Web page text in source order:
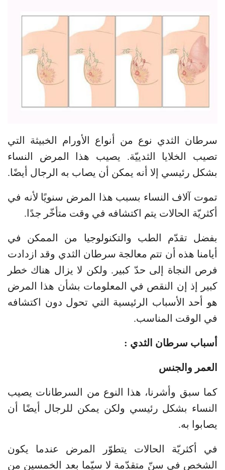
سرطان الثدي نوع من أنواع الأورام الخبيثة التي
تصيب الخلايا الثدييّة. يصيب هذا المرض النساء
بشكل رئيسي إلا أنه يمكن أن يصاب به الرجال أيضًا.
تموت آلاف النساء بسبب هذا المرض سنويًا لأنه في
أكثريّة الحالات يتم اكتشافه في وقت متأخّر جدًا.
بفضل تقدّم الطب والتكنولوجيا من الممكن في
أيامنا هذه أن تتم معالجة سرطان الثدي وقد ازدادت
فرص النجاة إلى حدّ كبير. ولكن لا يزال هناك خطر
كبير إذ إن النقص في المعلومات بشأن هذا المرض
هو أحد الأسباب الرئيسية التي تحول دون اكتشافه
في الوقت المناسب.
أسباب سرطان الثدي :
العمر والجنس
كما سبق وأشرنا، هذا النوع من السرطانات يصيب
النساء بشكل رئيسي ولكن يمكن للرجال أيضًا أن
يصابوا به.
في أكثريّة الحالات يتطوّر المرض عندما يكون
الشخص في سنّ متقدّمة لا سيّما بعد الخمسين من